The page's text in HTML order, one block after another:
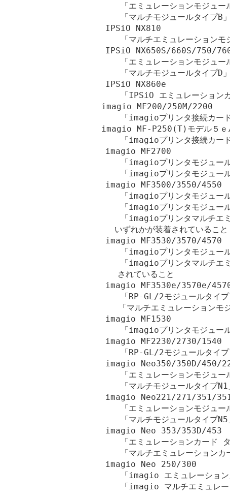
「エミュレーションモジュー
「マルチモジュールタイプB
    IPSiO NX810
「マルチエミュレーションモ
IPSiO NX650S/660S/750/
「エミュレーションモジュー
「マルチモジュールタイプD
    IPSiO NX860e
「IPSiO エミュレーション
imagio MF200/250M/2200
「imagioプリンタ接続カー
imagio MF-P250(T)モデル５ｅ/
「imagioプリンタ接続カー
    imagio MF2700
「imagioプリンタモジュー
「imagioプリンタモジュー
    imagio MF3500/3550/4550
「imagioプリンタモジュー
「imagioプリンタモジュー
「imagioプリンタマルチエ
いずれかが装着されていること
    imagio MF3530/3570/4570
「imagioプリンタモジュー
「imagioプリンタマルチエミ
されていること
imagio MF3530e/3570e/
「RP-GL/2モジュールタイプ
「マルチエミュレーションモジュ
    imagio MF1530
「imagioプリンタモジュー
    imagio MF2230/2730/1540
「RP-GL/2モジュールタイプ
imagio Neo350/350D/450/
「エミュレーションモジュー
「マルチモジュールタイプN1
imagio Neo221/271/351/
「エミュレーションモジュー
「マルチモジュールタイプN5
    imagio Neo 353/353D/453
「エミュレーションカード
「マルチエミュレーションカ
    imagio Neo 250/300
「imagio エミュレーション
「imagio マルチエミュレー